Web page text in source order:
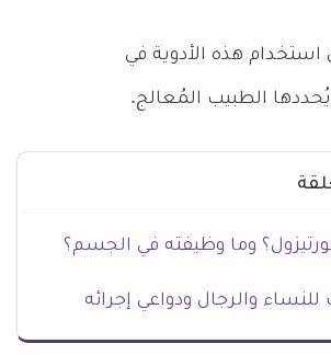
هذه الأدوية في
الطبيب المُعالج.
وما وظيفته في الجسم؟
والرجال ودواعي إجرائه